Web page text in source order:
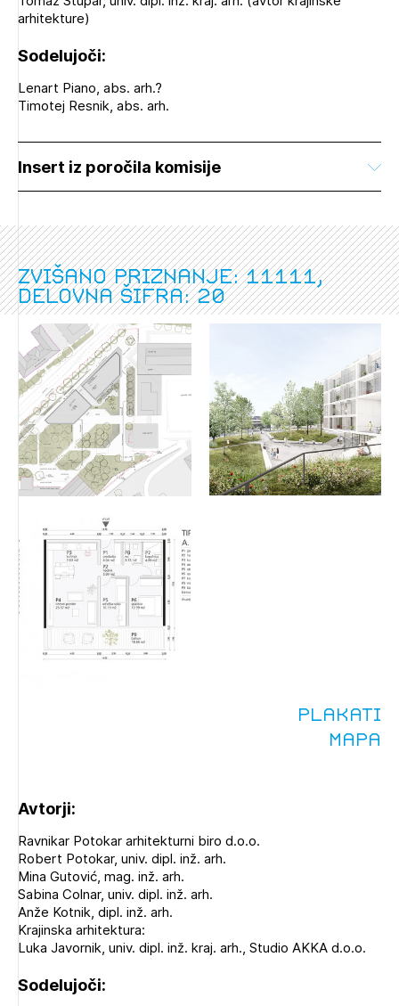
arhitekture)
Sodelujoči:
Lenart Piano, abs. arh.?
Timotej Resnik, abs. arh.
Insert iz poročila komisije
Zvišano priznanje: 11111,
delovna šifra: 20
Plakati
Mapa
Avtorji:
Ravnikar Potokar arhitekturni biro d.o.o.
Robert Potokar, univ. dipl. inž. arh.
Mina Gutović, mag. inž. arh.
Sabina Colnar, univ. dipl. inž. arh.
Anže Kotnik, dipl. inž. arh.
Krajinska arhitektura:
Luka Javornik, univ. dipl. inž. kraj. arh., Studio AKKA d.o.o.
Sodelujoči: